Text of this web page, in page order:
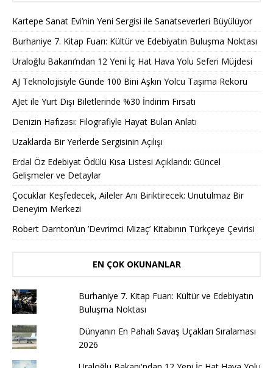
Kartepe Sanat Evi’nin Yeni Sergisi ile Sanatseverleri Büyülüyor
Burhaniye 7. Kitap Fuarı: Kültür ve Edebiyatın Buluşma Noktası
Uraloğlu Bakanı’ndan 12 Yeni İç Hat Hava Yolu Seferi Müjdesi
AJ Teknolojisiyle Günde 100 Bini Aşkın Yolcu Taşıma Rekoru
AJet ile Yurt Dışı Biletlerinde %30 İndirim Fırsatı
Denizin Hafızası: Filografiyle Hayat Bulan Anlatı
Uzaklarda Bir Yerlerde Sergisinin Açılışı
Erdal Öz Edebiyat Ödülü Kısa Listesi Açıklandı: Güncel
Gelişmeler ve Detaylar
Çocuklar Keşfedecek, Aileler Anı Biriktirecek: Unutulmaz Bir
Deneyim Merkezi
Robert Darnton’un ’Devrimci Mizaç’ Kitabının Türkçeye Çevirisi
EN ÇOK OKUNANLAR
Burhaniye 7. Kitap Fuarı: Kültür ve Edebiyatın
Buluşma Noktası
Dünyanın En Pahalı Savaş Uçakları Sıralaması
2026